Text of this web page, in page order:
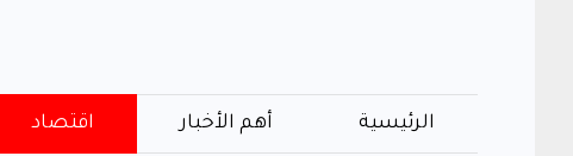
الرئيسية أهم الأخبار اقتصاد